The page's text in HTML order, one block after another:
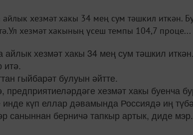
хезмәт хакы 34 мең сум тәшкил иткән.
хезмәт хакының үсеш темпы 104,7 проце...
хезмәт хакы 34 мең сум тәшкил
гыйбарәт булуын әйтте.
хезмәт хакы буенча
күп еллар дәвамында Россиядә иң
саныннан берничә тапкыр артык, диде мэр.